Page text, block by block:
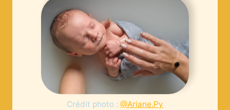
Crédit photo : @Ariane.Py